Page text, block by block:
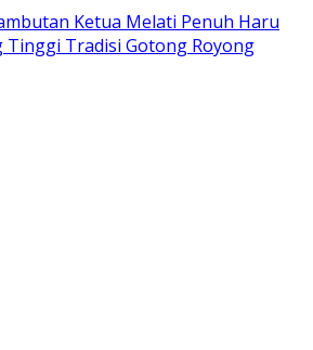
Ketua Melati Penuh Haru
Tinggi Tradisi Gotong Royong